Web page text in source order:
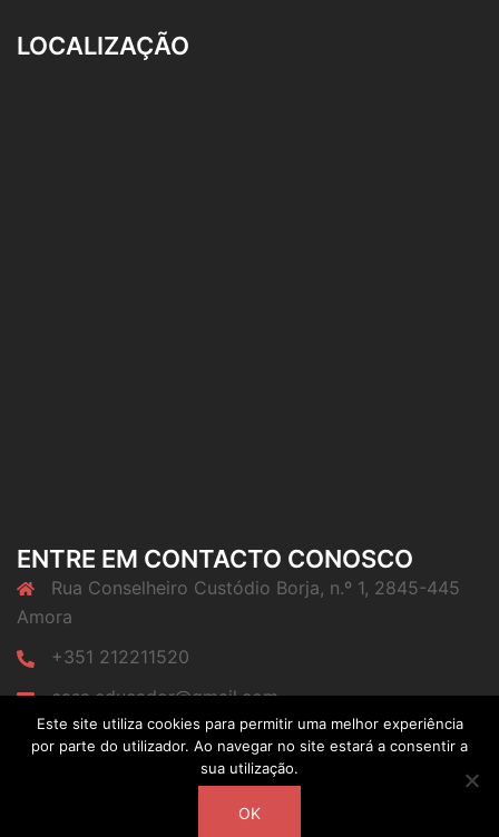
LOCALIZAÇÃO
ENTRE EM CONTACTO CONOSCO
Rua Conselheiro Custódio Borja, n.º 1, 2845-445
Amora
+351 212211520
casa.educador@gmail.com
© 2026 CES. Criado com o
Este site utiliza cookies para permitir uma melhor experiência
por parte do utilizador. Ao navegar no site estará a consentir a
sua utilização.
OK